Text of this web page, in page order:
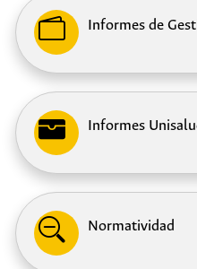
y
sistema de
y
Nuevo
Informes de
Informes
Normatividad